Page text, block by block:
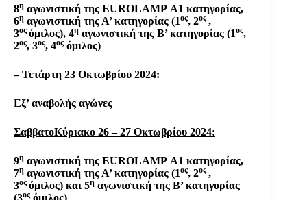
8η αγωνιστική της EUROLAMP Α1 κατηγορίας,
6η αγωνιστική της Α’ κατηγορίας (1ος, 2ος ,
3ος όμιλος), 4η αγωνιστική της Β’ κατηγορίας (1ος,
2ος, 3ος, 4ος όμιλος)
– Τετάρτη 23 Οκτωβρίου 2024:
Εξ’ αναβολής αγώνες
ΣαββατοΚύριακο 26 – 27 Οκτωβρίου 2024:
9η αγωνιστική της EUROLAMP Α1 κατηγορίας,
7η αγωνιστική της Α’ κατηγορίας (1ος, 2ος ,
3ος όμιλος) και 5η αγωνιστική της Β’ κατηγορίας
ος